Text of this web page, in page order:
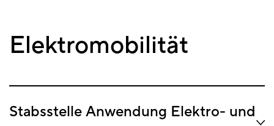
Elektromobilität
Stabsstelle Anwendung Elektro- und